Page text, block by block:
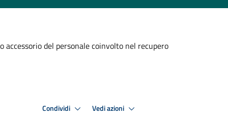
del personale coinvolto nel recupero
Condividi Vedi azioni